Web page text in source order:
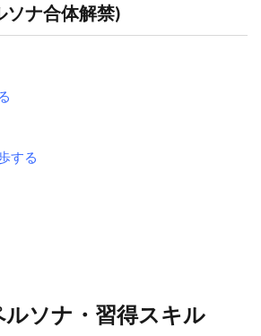
ソナ合体解禁)
する
ルソナ・習得スキル